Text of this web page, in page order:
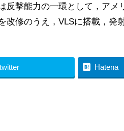
撃能力の一環として，アメ
改修のうえ，VLSに搭載，発
twitter Hatena